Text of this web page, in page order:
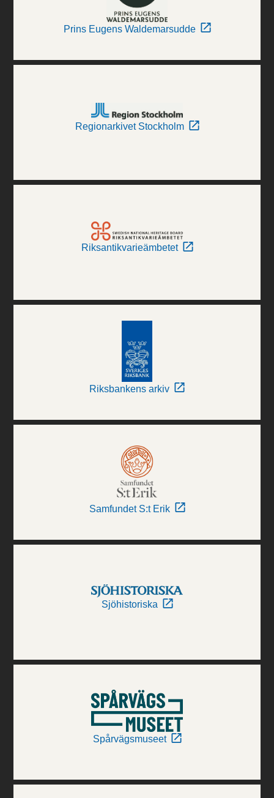
Prins Eugens Waldemarsudde
Regionarkivet Stockholm
Riksantikvarieämbetet
Riksbankens arkiv
Samfundet S:t Erik
Sjöhistoriska
Spårvägsmuseet